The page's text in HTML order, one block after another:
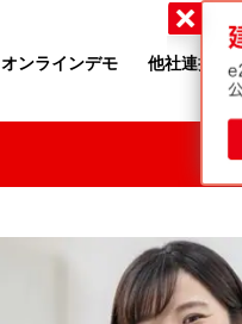
オンラインデモ 他社連携